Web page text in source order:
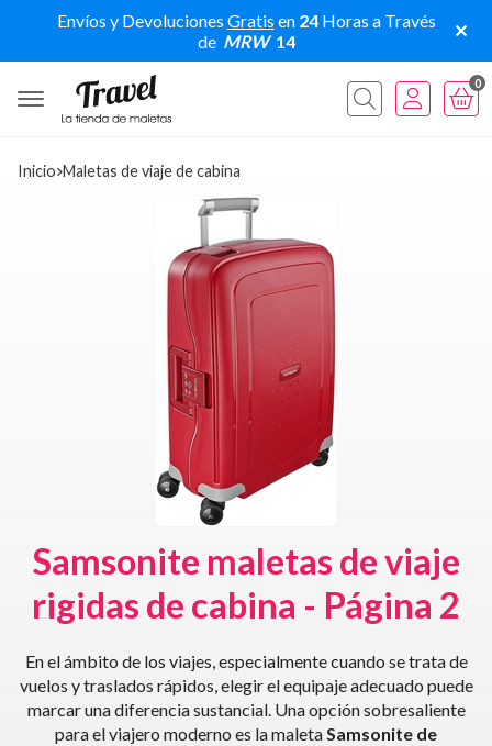
Envíos y Devoluciones Gratis en 24Horas a Través
de MRW 14
Buscar
0
Inicio maletas de viaje de cabina
Samsonite maletas de viaje
rigidas de cabina - Página 2
En el ámbito de los viajes, especialmente cuando se trata de
vuelos y traslados rápidos, elegir el equipaje adecuado puede
marcar una diferencia sustancial. Una opción sobresaliente
para el viajero moderno es la maletaSamsonite de